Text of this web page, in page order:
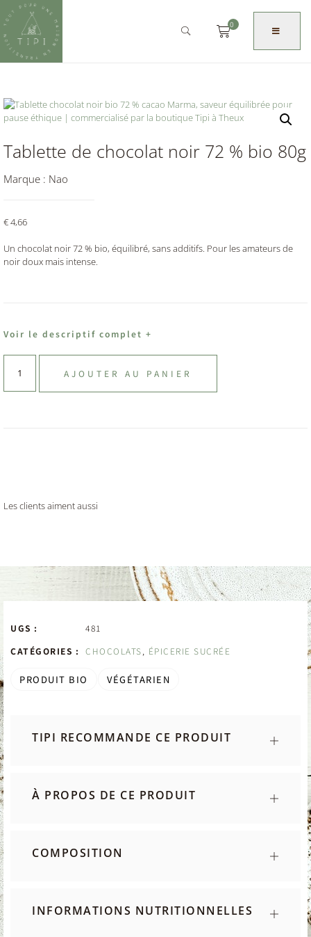
0
Tablette de chocolat noir 72 % bio 80g
Marque : Nao
€4,66
Un chocolat noir 72 % bio, équilibré, sans additifs. Pour les amateurs de
noir doux mais intense.
Voir le descriptif complet +
AJOUTER AU PANIER
Les clients aiment aussi
UGS :
481
CATÉGORIES :
CHOCOLATS ÉPICERIE SUCRÉE
PRODUIT BIO VÉGÉTARIEN
TIPI RECOMMANDE CE PRODUIT
À PROPOS DE CE PRODUIT
COMPOSITION
INFORMATIONS NUTRITIONNELLES